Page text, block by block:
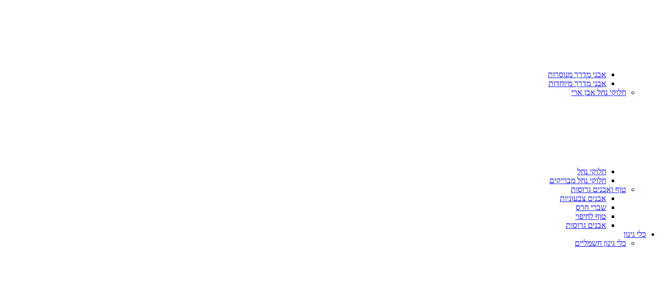
אבני מדרך מנוסרות
אבני מדרך מיוחדות
חלוקי נחל אבן ארי
חלוקי נחל
חלוקי נחל מבריקים
טוף ואבנים גרוסות
אבנים צבעוניות
שברי חרס
טוף לחיפוי
אבנים גרוסות
כלי גינון
כלי גינון חשמליים